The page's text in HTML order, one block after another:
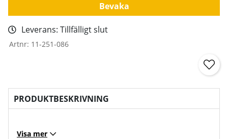
Bevaka
Leverans: Tillfälligt slut
Artnr: 11-251-086
PRODUKTBESKRIVNING
Visa mer